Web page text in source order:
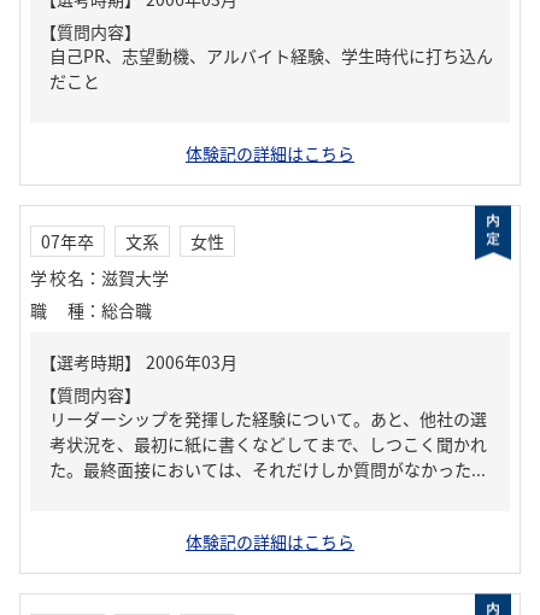
【質問内容】
自己PR、志望動機、アルバイト経験、学生時代に打ち込ん
だこと
体験記の詳細はこちら
07年卒 文系
女性
学校名 ： 滋賀大学
職種 ： 総合職
【質問内容】
リーダーシップを発揮した経験について。あと、他社の選
考状況を、最初に紙に書くなどしてまで、しつこく聞かれ
た。最終面接においては、それだけしか質問がなかった...
体験記の詳細はこちら